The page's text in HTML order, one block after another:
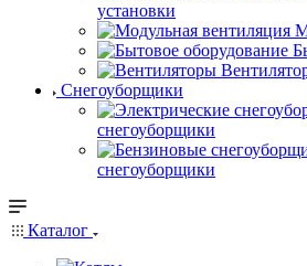
установки
Снегоуборщики
снегоуборщики
снегоуборщики
Каталог